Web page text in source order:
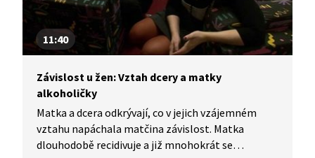
11:40
Závislost u žen: Vztah dcery a matky
alkoholičky
Matka a dcera odkrývají, co v jejich vzájemném
vztahu napáchala matčina závislost. Matka
dlouhodobě recidivuje a již mnohokrát se